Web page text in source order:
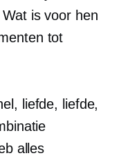
is voor hen
tot
liefde, liefde,
alles